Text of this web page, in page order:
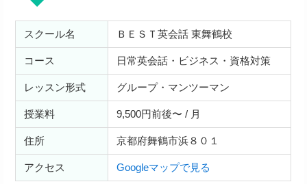
スクール名 ＢＥＳＴ英会話 東舞鶴校
コース 日常英会話・ビジネス・資格対策
レッスン形式 グループ・マンツーマン
授業料 9,500円前後〜 / 月
住所 京都府舞鶴市浜８０１
アクセス Googleマップで見る